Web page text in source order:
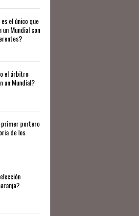
el único que
un Mundial con
el árbitro
un Mundial?
primer portero
de los